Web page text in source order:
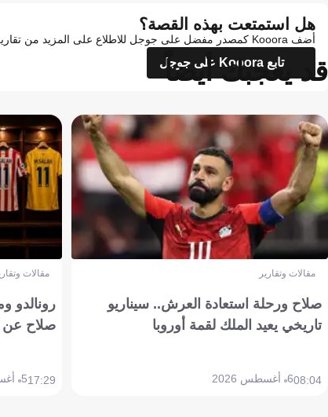
هل استمتعت بهذه القصة؟
أضف Kooora كمصدر مفضل على جوجل للاطلاع على المزيد من تقاريرنا
تابع Kooora على جوجل
قد يعجبك أيضاً
مقالات وتقارير
صلاح ورحلة استعادة العرش.. سيناريو
تاريخي يعيد الملك لقمة أوروبا
08:046 أغسطس 2026
مقالات
رونالدو
صلاح عن
17:295 أغسطس 2026